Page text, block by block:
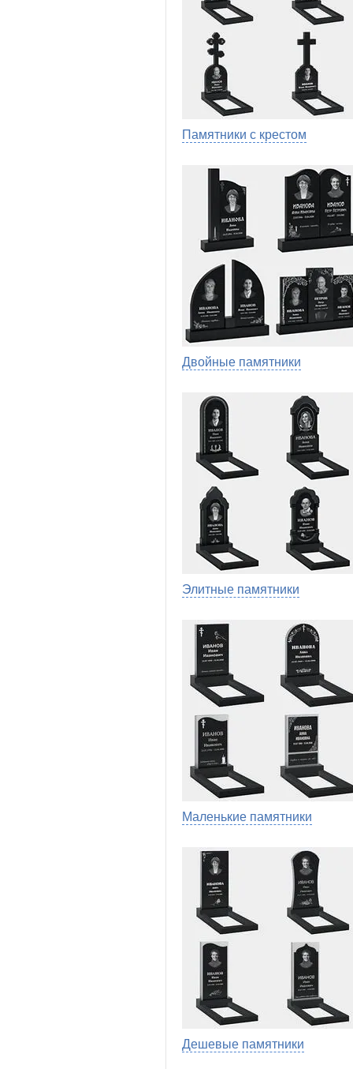
Памятники с крестом
Двойные памятники
Элитные памятники
Маленькие памятники
Дешевые памятники